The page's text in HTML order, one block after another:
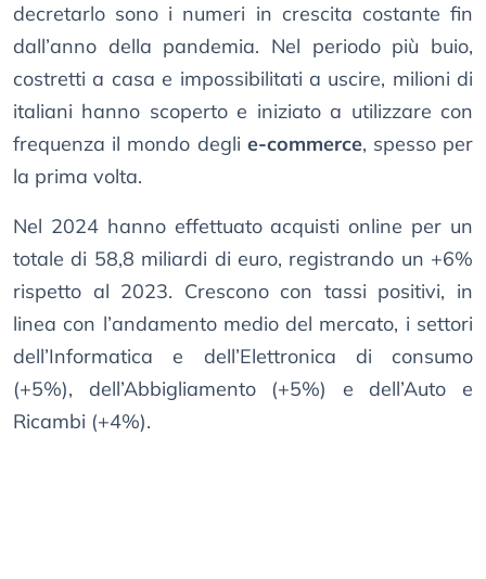
decretarlo sono i numeri in crescita costante fin
dall’anno della pandemia. Nel periodo più buio,
costretti a casa e impossibilitati a uscire, milioni di
italiani hanno scoperto e iniziato a utilizzare con
frequenza il mondo degli e-commerce, spesso per
la prima volta.
Nel 2024 hanno effettuato acquisti online per un
totale di 58,8 miliardi di euro, registrando un +6%
rispetto al 2023. Crescono con tassi positivi, in
linea con l’andamento medio del mercato, i settori
dell’Informatica e dell’Elettronica di consumo
(+5%), dell’Abbigliamento (+5%) e dell’Auto e
Ricambi (+4%).